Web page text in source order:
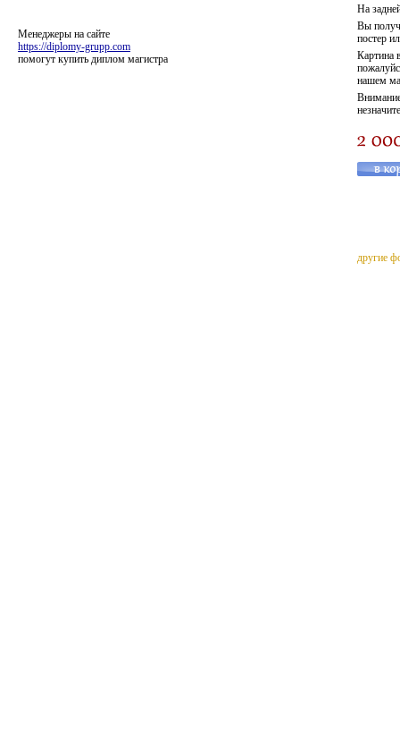
На
Вы
постер
Картина
нашем
другие
Менеджеры на сайте
https://diplomy-grupp.com
помогут купить диплом магистра